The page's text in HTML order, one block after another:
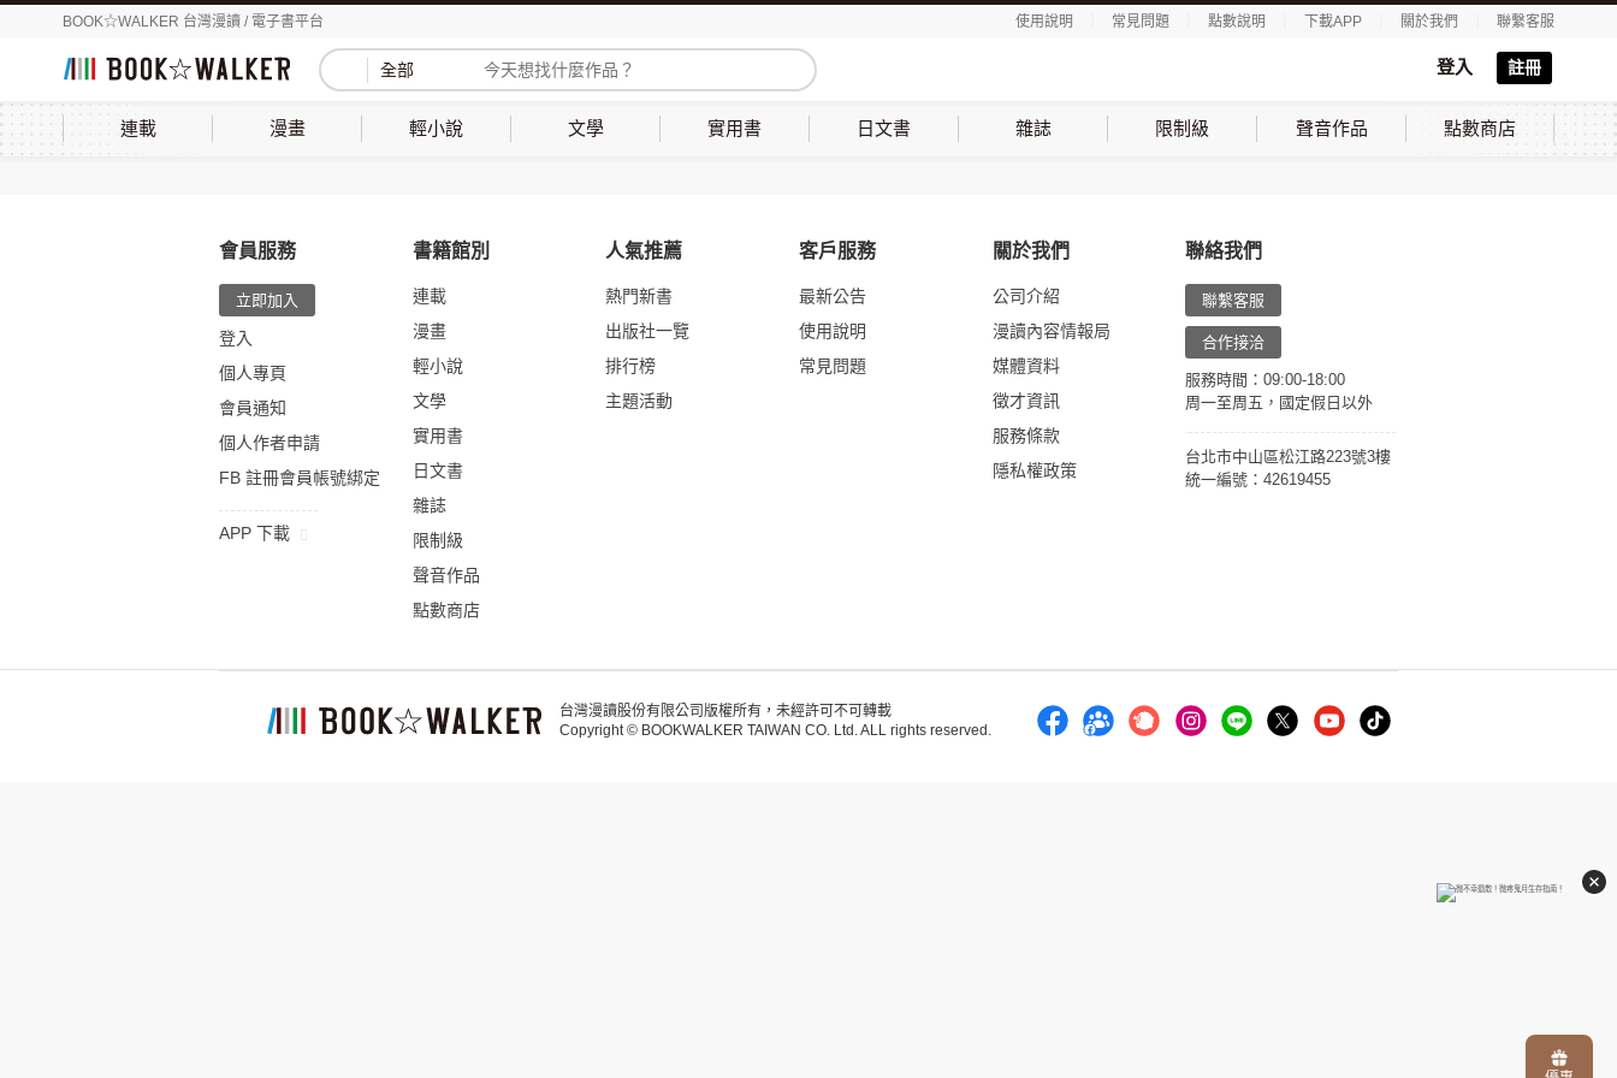
BOOK☆WALKER 台灣漫讀 / 電子書平台 使用說明 常見問題 點數說明 下載APP 關於我們 聯繫客服
全部 登入 註冊
連載 漫畫 輕小說 文學 實用書 日文書 雜誌 限制級 聲音作品 點數商店
會員服務
立即加入
登入
個人專頁
會員通知
個人作者申請
FB 註冊會員帳號綁定
APP 下載
書籍館別
連載
漫畫
輕小說
文學
實用書
日文書
雜誌
限制級
聲音作品
點數商店
人氣推薦
熱門新書
出版社一覽
排行榜
主題活動
客戶服務
最新公告
使用說明
常見問題
關於我們
公司介紹
漫讀內容情報局
媒體資料
徵才資訊
服務條款
隱私權政策
聯絡我們
聯繫客服
合作接洽
服務時間：09:00-18:00
周一至周五，國定假日以外
台北市中山區松江路223號3樓
統一編號：42619455
台灣漫讀股份有限公司版權所有，未經許可不可轉載
Copyright © BOOKWALKER TAIWAN CO. Ltd. ALL rights reserved.